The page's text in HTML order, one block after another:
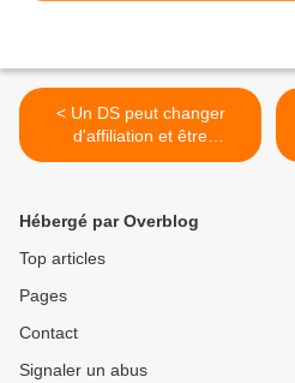
< Un DS peut changer
d'affiliation et être
néanmoins renommé DS
Hébergé par Overblog
Top articles
Pages
Contact
Signaler un abus